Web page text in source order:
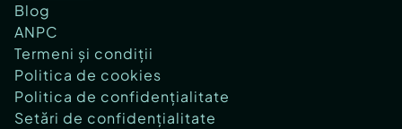
Blog
ANPC
Termeni și condiții
Politica de cookies
Politica de confidențialitate
Setări de confidențialitate